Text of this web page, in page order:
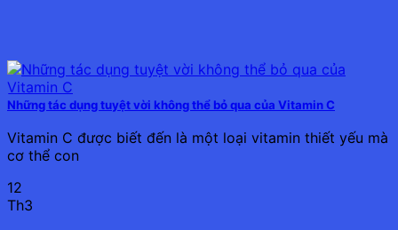
Những tác dụng tuyệt vời không thể bỏ qua của Vitamin C
Vitamin C được biết đến là một loại vitamin thiết yếu mà
cơ thể con
12
Th3